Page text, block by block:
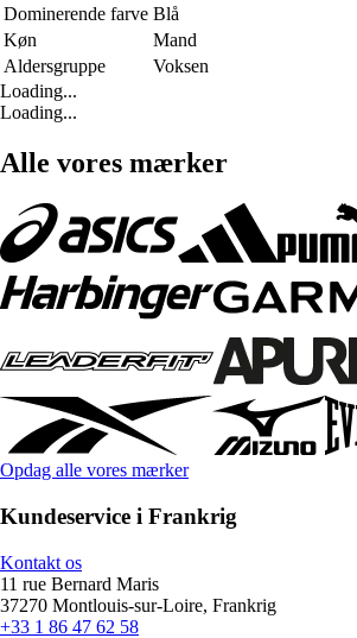
Dominerende farve Blå
Køn
Mand
Aldersgruppe
Voksen
Loading...
Loading...
Alle vores mærker
Opdag alle vores mærker
Kundeservice i Frankrig
Kontakt os
11 rue Bernard Maris
37270 Montlouis-sur-Loire, Frankrig
+33 1 86 47 62 58